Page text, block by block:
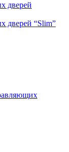
дверей
дверей “Slim”